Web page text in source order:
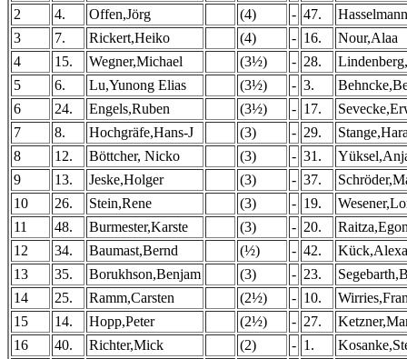
2
4. Offen,Jörg (4) - 47.
3
7. Rickert,Heiko (4) - 16.
Nour,Alaa
4
15. Wegner,Michael (3½) - 28.
5
6. Lu,Yunong Elias (3½) - 3.
6
24. Engels,Ruben (3½) - 17.
7
8. Hochgräfe,Hans-J (3) - 29.
8
12. Böttcher, Nicko (3) - 31.
9
13. Jeske,Holger (3) - 37.
10
26. Stein,Rene (3) - 19.
11
48. Burmester,Karste (3) - 20.
12
34. Baumast,Bernd (½) - 42.
13
35. Borukhson,Benjam (3) - 23.
14
25. Ramm,Carsten (2½) - 10.
15
14. Hopp,Peter (2½) - 27.
16
40. Richter,Mick (2) - 1.